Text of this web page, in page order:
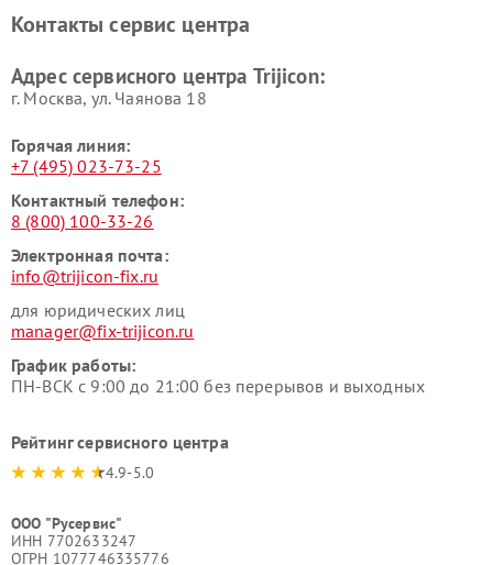
Контакты сервис центра
Адрес сервисного центра Trijicon:
г. Москва, ул. Чаянова 18
Горячая линия:
+7 (495) 023-73-25
Контактный телефон:
8 (800) 100-33-26
Электронная почта:
info@trijicon-fix.ru
для юридических лиц
manager@fix-trijicon.ru
График работы:
ПН-ВСК с 9:00 до 21:00 без перерывов и выходных
Рейтинг сервисного центра
4.9-5.0
ООО "Русервис"
ИНН 7702633247
ОГРН 1077746335776